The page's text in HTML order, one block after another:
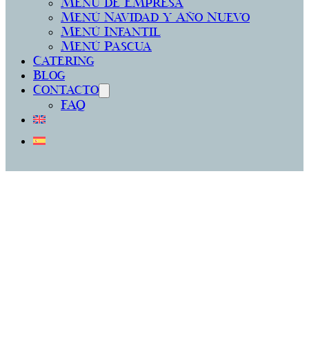
Menú de Empresa
Menú Navidad y Año Nuevo
Menú Infantil
Menú Pascua
Catering
Blog
Contacto
FAQ